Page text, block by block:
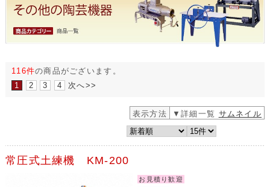
116件の商品がございます。
1
2 3 4 次へ>>
表示方法 ▼詳細一覧 サムネイル
常圧式土練機 KM-200
お見積り歓迎